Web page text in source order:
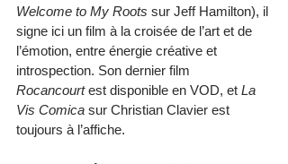
Welcome to My Roots sur Jeff Hamilton), il
signe ici un film à la croisée de l’art et de
l’émotion, entre énergie créative et
introspection. Son dernier film
Rocancourt est disponible en VOD, et La
Vis Comica sur Christian Clavier est
toujours à l’affiche.